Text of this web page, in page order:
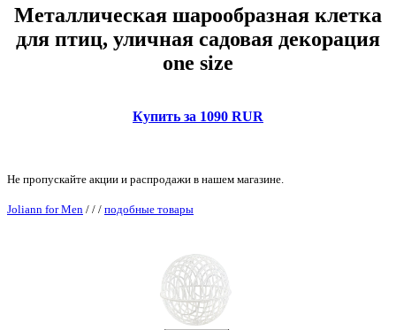
Металлическая шарообразная клетка
для птиц, уличная садовая декорация
one size
Купить за 1090 RUR
Не пропускайте акции и распродажи в нашем магазине.
Joliann for Men / / / подобные товары